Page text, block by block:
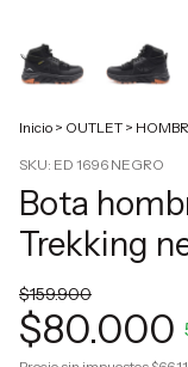
Inicio > OUTLET >
SKU: ED 1696 NEGRO
Bota
Trekking
$159.900
$80.000